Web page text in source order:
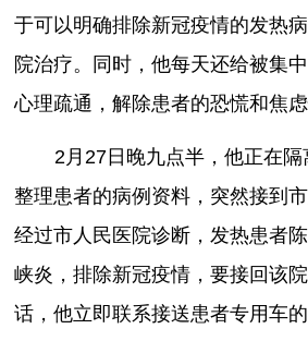
于可以明确排除新冠疫情的发热
院治疗。同时，他每天还给被集
心理疏通，解除患者的恐慌和焦虑
2月27日晚九点半，他正在
整理患者的病例资料，突然接到
经过市人民医院诊断，发热患者
峡炎，排除新冠疫情，要接回该
话，他立即联系接送患者专用车